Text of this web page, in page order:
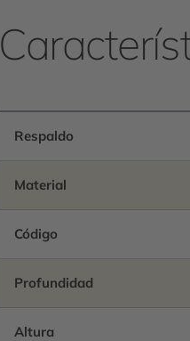
Respaldo
Material
Código
Profundidad
Altura